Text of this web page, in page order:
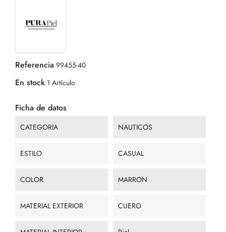
Referencia 99455-40
En stock 1 Artículo
Ficha de datos
CATEGORIA NAUTICOS
ESTILO CASUAL
COLOR MARRON
MATERIAL EXTERIOR CUERO